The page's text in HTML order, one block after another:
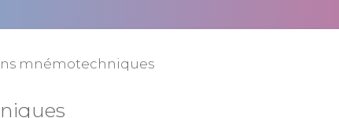
mnémotechniques